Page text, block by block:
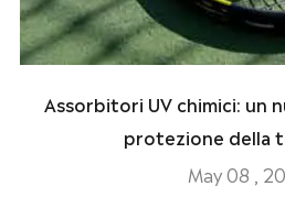
Assorbitori UV chimici: un
protezione della
May 08 ,